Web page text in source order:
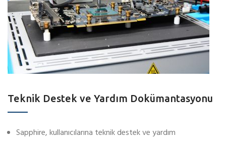
Teknik Destek ve Yardım Dokümantasyonu
Sapphire, kullanıcılarına teknik destek ve yardım